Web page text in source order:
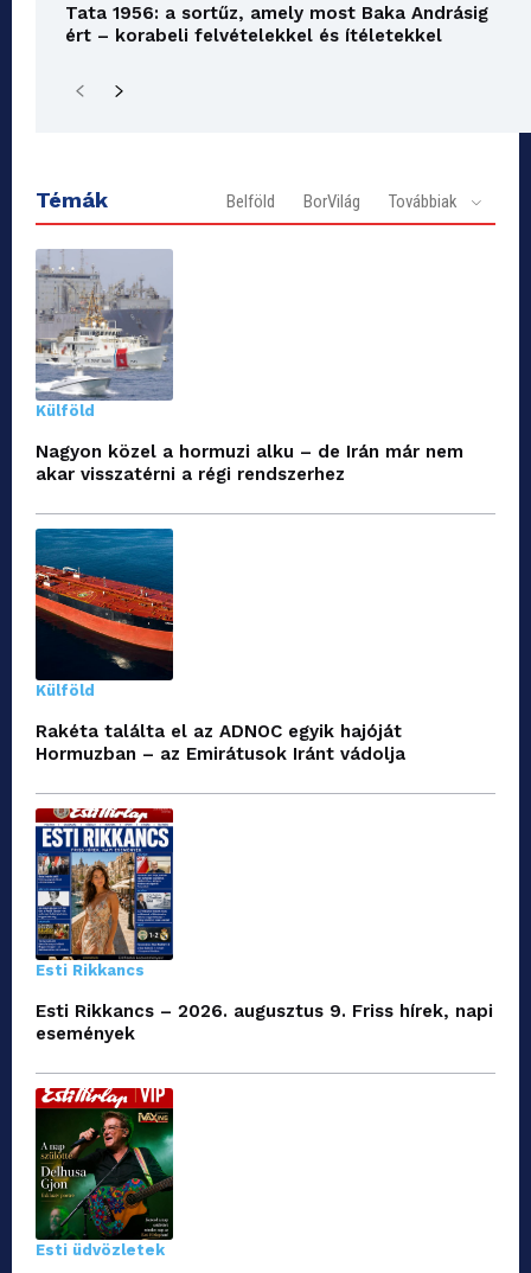
Tata 1956: a sortűz, amely most Baka Andrásig
ért – korabeli felvételekkel és ítéletekkel
Témák Belföld BorVilág Továbbiak
Külföld
Nagyon közel a hormuzi alku – de Irán már nem
akar visszatérni a régi rendszerhez
Külföld
Rakéta találta el az ADNOC egyik hajóját
Hormuzban – az Emirátusok Iránt vádolja
Esti Rikkancs
Esti Rikkancs – 2026. augusztus 9. Friss hírek, napi
események
Esti üdvözletek